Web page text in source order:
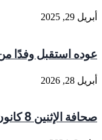
أبريل 29, 2025
عوده استقبل وفدًا
أبريل 28, 2026
صحافة الإثنين 8 كانون الثاني 2024